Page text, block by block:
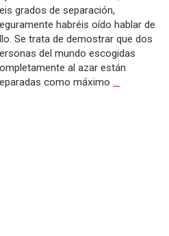
grados de separación,
habréis oído hablar de
Se trata de demostrar que dos
del mundo escogidas
al azar están
como máximo…